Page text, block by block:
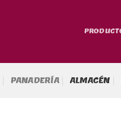
PANADERÍA ALMACÉN